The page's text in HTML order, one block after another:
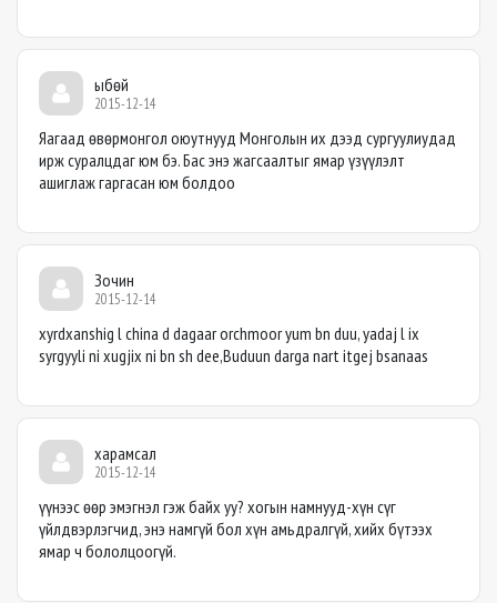
ыбөй
2015-12-14
Яагаад өвөрмонгол оюутнууд Монголын их дээд сургуулиудад
ирж суралцдаг юм бэ. Бас энэ жагсаалтыг ямар үзүүлэлт
ашиглаж гаргасан юм болдоо
Зочин
2015-12-14
xyrdxanshig l china d dagaar orchmoor yum bn duu, yadaj l ix
syrgyyli ni xugjix ni bn sh dee,Buduun darga nart itgej bsanaas
харамсал
2015-12-14
үүнээс өөр эмэгнэл гэж байх уу? хогын намнууд-хүн сүг
үйлдвэрлэгчид, энэ намгүй бол хүн амьдралгүй, хийх бүтээх
ямар ч бололцоогүй.